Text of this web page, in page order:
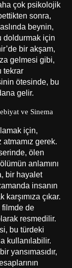
çok psikolojik
sonra,
beynin,
doldurmak için
bir akşam,
gelmesi gibi,
tekrar
ötesinde, bu
gelir.
ve Sinema
için,
gerek.
ölen
anlamını
bir hayalet
insanın
karşımıza çıkar.
filmde de
resmedilir.
bu türdeki
kullanılabilir.
yansımasıdır,